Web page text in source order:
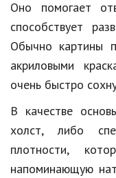
Оно помогает
способствует
Обычно картины
акриловыми
очень быстро
В качестве
холст, либо
плотности,
напоминающую